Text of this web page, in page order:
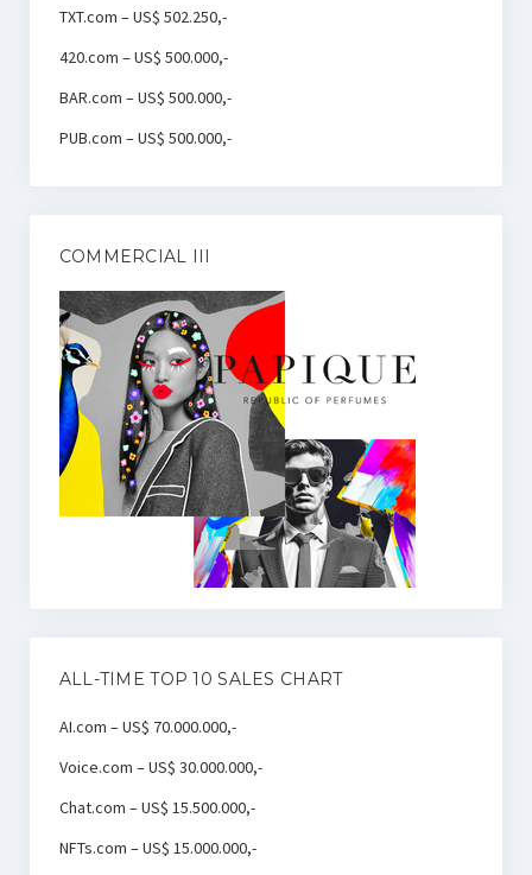
TXT.com – US$ 502.250,-
420.com – US$ 500.000,-
BAR.com – US$ 500.000,-
PUB.com – US$ 500.000,-
COMMERCIAL III
ALL-TIME TOP 10 SALES CHART
AI.com – US$ 70.000.000,-
Voice.com – US$ 30.000.000,-
Chat.com – US$ 15.500.000,-
NFTs.com – US$ 15.000.000,-